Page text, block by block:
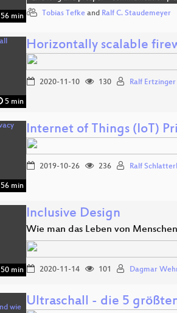
56 min
Tobias Tefke and Ralf C. Staudemeyer
5 min
Horizontally scalable
2020-11-10 130 Ralf Ertzinger
56 min
Internet of Things (IoT)
2019-10-26 236 Ralf
50 min
Inclusive Design
Wie man das Leben von
2020-11-14 101 Dagmar
Ultraschall - die 5